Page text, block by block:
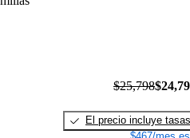
$25,798
El precio incluye tasas